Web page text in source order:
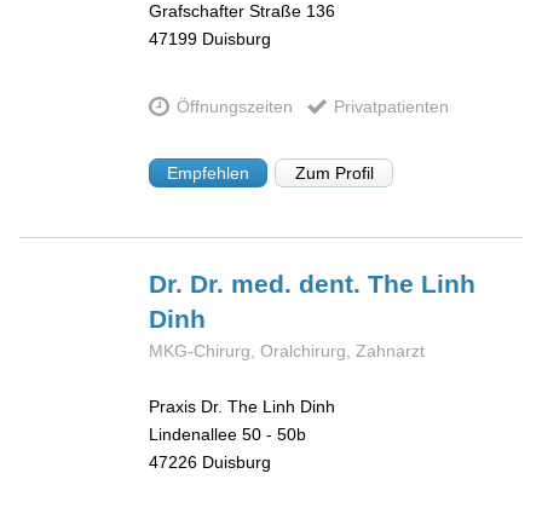
Grafschafter Straße 136
47199 Duisburg
Öffnungszeiten Privatpatienten
Empfehlen Zum Profil
Dr. Dr. med. dent. The Linh
Dinh
MKG-Chirurg, Oralchirurg, Zahnarzt
Praxis Dr. The Linh Dinh
Lindenallee 50 - 50b
47226 Duisburg